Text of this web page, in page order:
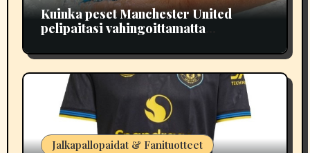
Kuinka peset Manchester United
pelipaitasi vahingoittamatta
Jalkapallopaidat & Fanituotteet